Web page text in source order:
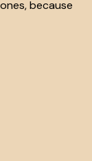
because